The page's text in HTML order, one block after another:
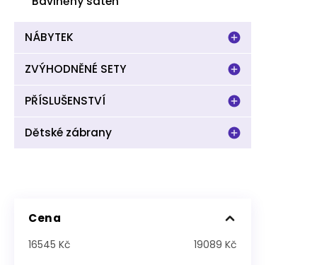
NÁBYTEK
ZVÝHODNĚNÉ SETY
PŘÍSLUŠENSTVÍ
Dětské zábrany
Cena
16545 Kč 19089 Kč